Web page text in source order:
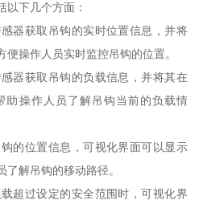
以下几个方面：
器获取吊钩的实时位置信息，并将
操作人员实时监控吊钩的位置。
器获取吊钩的负载信息，并将其在
助操作人员了解吊钩当前的负载情
的位置信息，可视化界面可以显示
解吊钩的移动路径。
超过设定的安全范围时，可视化界